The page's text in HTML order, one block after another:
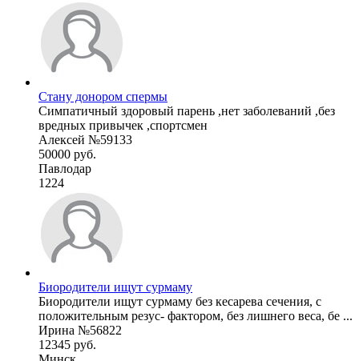
Стану донором спермы
Симпатичный здоровый парень ,нет заболеваний ,без
вредных привычек ,спортсмен
Алексей №59133
50000 руб.
Павлодар
1224
Биородители ищут сурмаму
Биородители ищут сурмаму без кесарева сечения, с
положительным резус- фактором, без лишнего веса, бе ...
Ирина №56822
12345 руб.